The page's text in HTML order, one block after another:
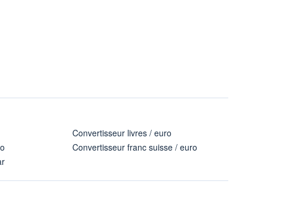
Convertisseur livres / euro
Convertisseur franc suisse / euro